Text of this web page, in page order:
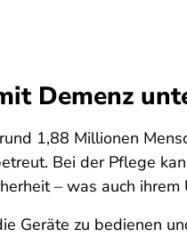
Demenz
1,88 Millionen
Bei der Pflege
– was auch
Geräte zu bedienen